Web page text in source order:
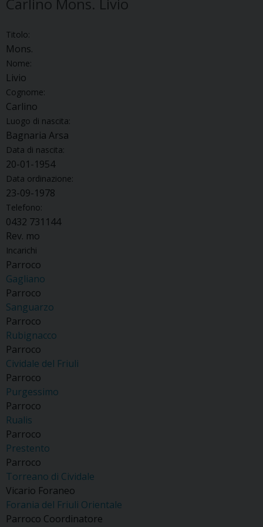
Titolo:
Mons.
Nome:
Livio
Cognome:
Carlino
Luogo di nascita:
Bagnaria Arsa
Data di nascita:
20-01-1954
Data ordinazione:
23-09-1978
Telefono:
0432 731144
Rev. mo
Incarichi
Parroco
Gagliano
Parroco
Sanguarzo
Parroco
Rubignacco
Parroco
Cividale del Friuli
Parroco
Purgessimo
Parroco
Rualis
Parroco
Prestento
Parroco
Torreano di Cividale
Vicario Foraneo
Forania del Friuli Orientale
Parroco Coordinatore